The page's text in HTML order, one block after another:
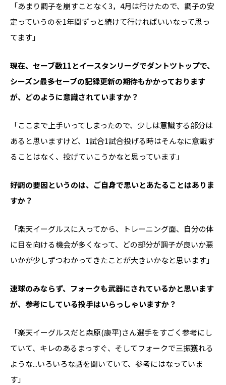
「あまり調子を崩すことなく3，4月は行けたので、調子の安
定っていうのを1年間ずっと続けて行ければいいなって思っ
てます」
――現在、セーブ数11とイースタンリーグでダントツトップで、
シーズン最多セーブの記録更新の期待もかかっております
が、どのように意識されていますか？
「ここまで上手いってしまったので、少しは意識する部分は
あると思いますけど、1試合1試合投げる時はそんなに意識す
ることはなく、投げていこうかなと思っています」
――好調の要因というのは、ご自身で思いとあたることはありま
すか？
「楽天イーグルスに入ってから、トレーニング面、自分の体
に目を向ける機会が多くなって、どの部分が調子が良いか悪
いかが少しずつわかってきたことが大きいかなと思います」
――速球のみならず、フォークも武器にされているかと思います
が、参考にしている投手はいらっしゃいますか？
「楽天イーグルスだと森原(康平)さん選手をすごく参考にし
ていて、キレのあるまっすぐ、そしてフォークで三振獲れる
ような...いろいろな話を聞いていて、参考にはなっていま
す」